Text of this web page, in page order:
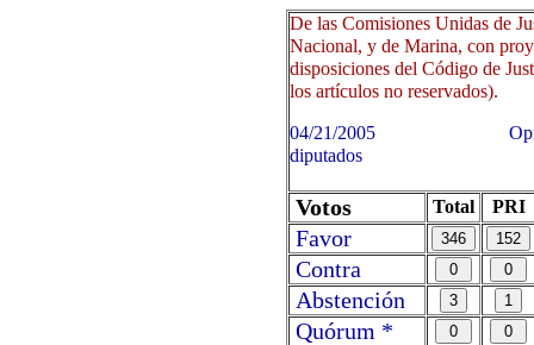
De las Comisiones Unidas de
Nacional, y de Marina, con
disposiciones del Código de
los artículos no reservados).
04/21/2005 Oprima
diputados
Votos Total PRI
Favor
Contra
Abstención
Quórum *